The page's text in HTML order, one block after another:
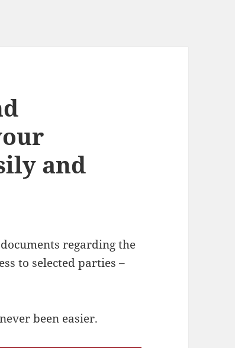
and
regarding the
to selected parties –
been easier.